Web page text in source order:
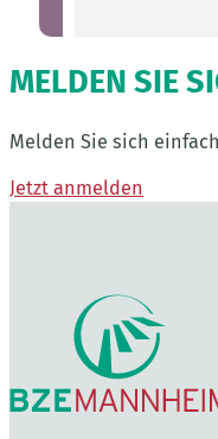
MELDEN SIE
Melden Sie sich
Jetzt anmelden